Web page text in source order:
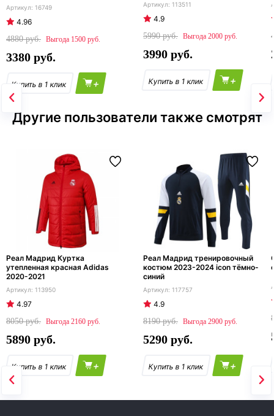
16749
4.96
4880
1500
3380
+
113511
4.9
5990
2000
3990
+
Другие пользователи также смотрят
Реал Мадрид Куртка
утепленная красная Adidas
2020-2021
113950
4.97
8050
2160
5890
+
Реал Мадрид тренировочный
костюм 2023-2024 icon тёмно-
синий
117757
4.9
8190
2900
5290
+